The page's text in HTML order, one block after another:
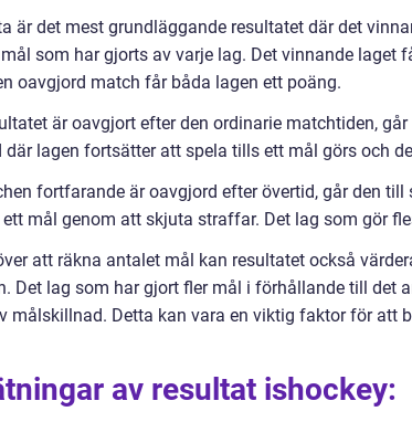
är det mest grundläggande resultatet där det
som har gjorts av varje lag. Det vinnande laget
oavgjord match får båda lagen ett poäng.
är oavgjort efter den ordinarie matchtiden,
där lagen fortsätter att spela tills ett mål görs och
fortfarande är oavgjord efter övertid, går den
mål genom att skjuta straffar. Det lag som gör
att räkna antalet mål kan resultatet också
Det lag som har gjort fler mål i förhållande till det
målskillnad. Detta kan vara en viktig faktor för att
av resultat ishockey: